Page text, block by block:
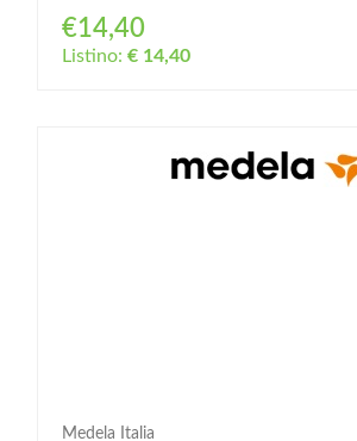
€14,40
Listino: € 14,40
Medela Italia